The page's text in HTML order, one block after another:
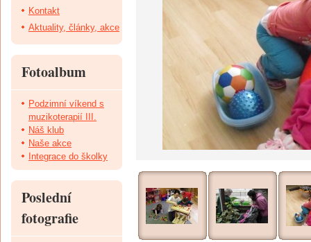
Kontakt
Aktuality, články, akce
Fotoalbum
Podzimní víkend s
muzikoterapií III.
Náš klub
Naše akce
Integrace do školky
Poslední
fotografie